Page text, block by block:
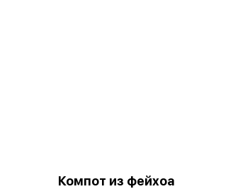
Компот из фейхоа